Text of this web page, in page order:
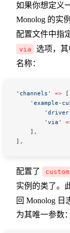
如果你想定义
Monolog 的实
配置文件中指
via
选项，
名称：
'channels' => [
'example-
        'via'
    ],
],
配置了 custom
实例的类了。
回 Monolog
为其唯一参数：